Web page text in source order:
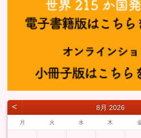
˂ 8月 2026
月 火 水 木